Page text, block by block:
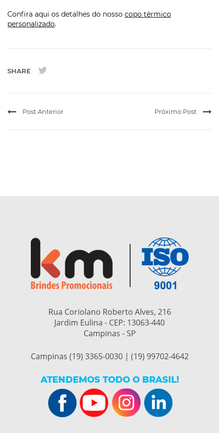
Confira aqui os detalhes do nosso copo térmico
personalizado.
SHARE
Post Anterior Próximo Post
Rua Coriolano Roberto Alves, 216
Jardim Eulina - CEP: 13063-440
Campinas - SP
Campinas (19) 3365-0030 | (19) 99702-4642
ATENDEMOS TODO O BRASIL!